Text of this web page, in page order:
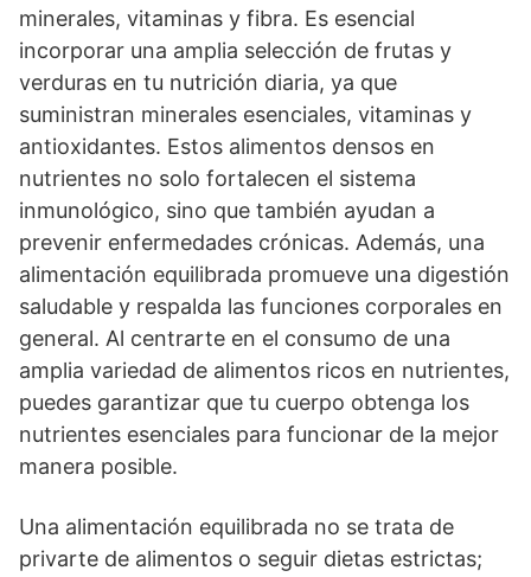
minerales, vitaminas y fibra. Es esencial
incorporar una amplia selección de frutas y
verduras en tu nutrición diaria, ya que
suministran minerales esenciales, vitaminas y
antioxidantes. Estos alimentos densos en
nutrientes no solo fortalecen el sistema
inmunológico, sino que también ayudan a
prevenir enfermedades crónicas. Además, una
alimentación equilibrada promueve una digestión
saludable y respalda las funciones corporales en
general. Al centrarte en el consumo de una
amplia variedad de alimentos ricos en nutrientes,
puedes garantizar que tu cuerpo obtenga los
nutrientes esenciales para funcionar de la mejor
manera posible.
Una alimentación equilibrada no se trata de
privarte de alimentos o seguir dietas estrictas;